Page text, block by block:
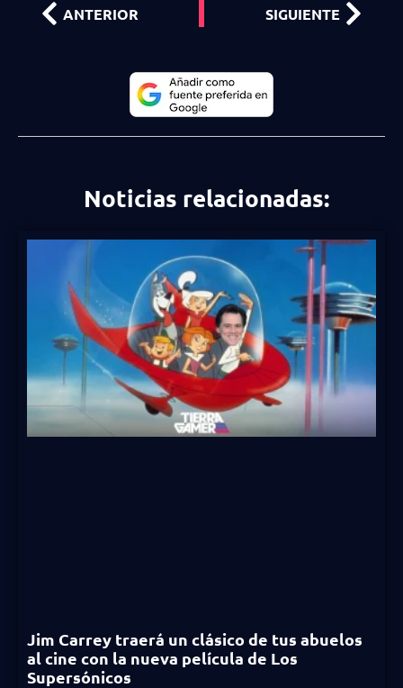
ANTERIOR SIGUIENTE
Noticias relacionadas:
Jim Carrey traerá un clásico de tus abuelos
al cine con la nueva película de Los
Supersónicos